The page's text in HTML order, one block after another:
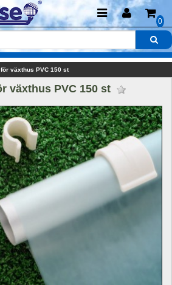
0
växthus PVC 150 st
växthus PVC 150 st